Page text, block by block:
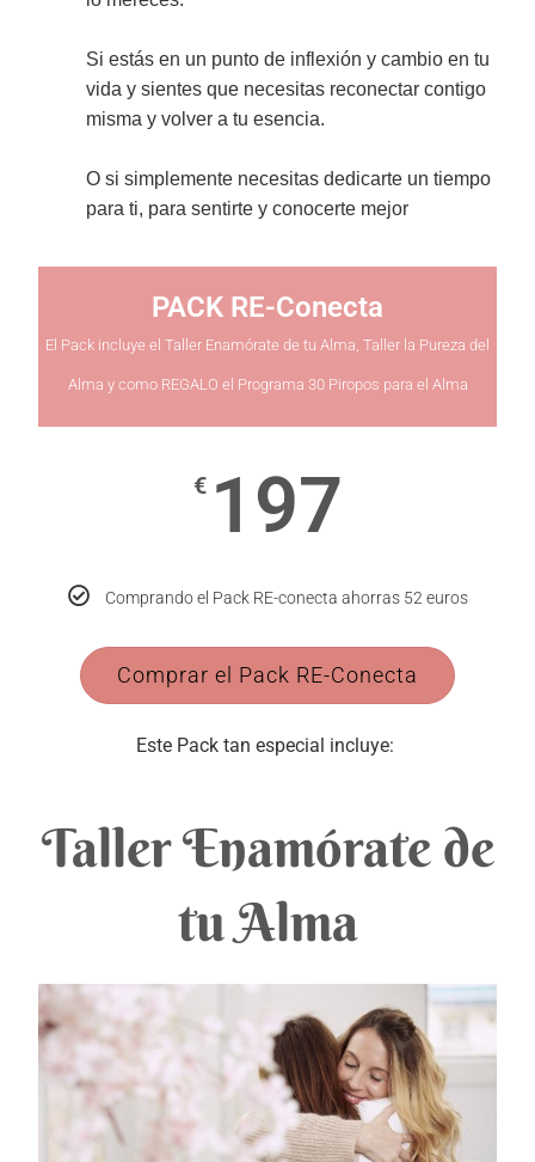
Si estás en un punto de inflexión y cambio en tu
vida y sientes que necesitas reconectar contigo
misma y volver a tu esencia.
O si simplemente necesitas dedicarte un tiempo
para ti, para sentirte y conocerte mejor
PACK RE-Conecta
El Pack incluye el Taller Enamórate de tu Alma, Taller la Pureza del
Alma y como REGALO el Programa 30 Piropos para el Alma
€ 197
Comprando el Pack RE-conecta ahorras 52 euros
Comprar el Pack RE-Conecta
Este Pack tan especial incluye:
Taller Enamórate de
tu Alma